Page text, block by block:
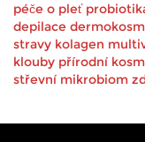
péče o pleť
depilace
stravy kolagen
klouby přírodní
střevní mikrobiom